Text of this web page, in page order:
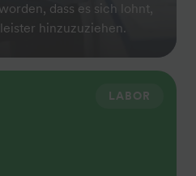
dass es sich lohnt,
hinzuzuziehen.
LABOR